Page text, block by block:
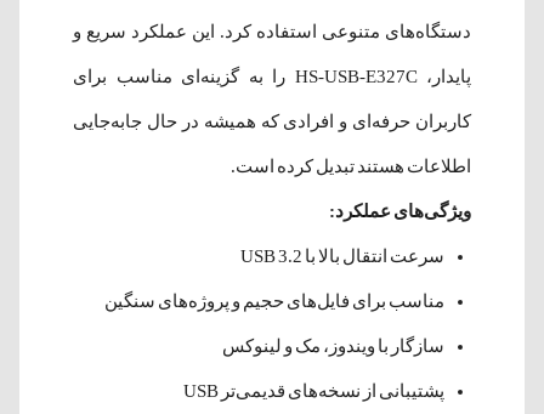
دستگاه‌های متنوعی استفاده کرد. این عملکرد سریع و
پایدار، HS-USB-E327C را به گزینه‌ای مناسب برای
کاربران حرفه‌ای و افرادی که همیشه در حال جابه‌جایی
اطلاعات هستند تبدیل کرده است.
ویژگی‌های عملکرد:
سرعت انتقال بالا با USB 3.2
مناسب برای فایل‌های حجیم و پروژه‌های سنگین
سازگار با ویندوز، مک و لینوکس
پشتیبانی از نسخه‌های قدیمی‌تر USB